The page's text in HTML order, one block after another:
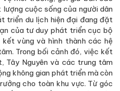
cuộc sống của người dân
triển du lịch hiện đại đang đặt
của tư duy phát triển cục bộ
vùng và hình thành các hệ
Trong bối cảnh đó, việc kết
Tây Nguyên và các trung tâm
không gian phát triển mà còn
cho toàn khu vực. Từ góc